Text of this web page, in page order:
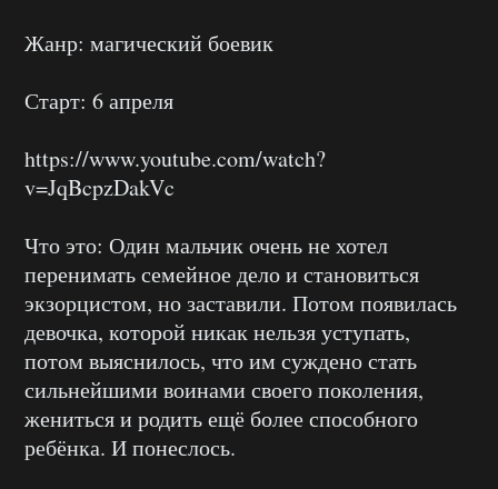
Жанр: магический боевик
Старт: 6 апреля
https://www.youtube.com/watch?
v=JqBcpzDakVc
Что это: Один мальчик очень не хотел
перенимать семейное дело и становиться
экзорцистом, но заставили. Потом появилась
девочка, которой никак нельзя уступать,
потом выяснилось, что им суждено стать
сильнейшими воинами своего поколения,
жениться и родить ещё более способного
ребёнка. И понеслось.